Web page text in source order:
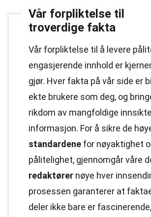
Vår forpliktelse til
troverdige fakta
Vår forpliktelse til å levere
engasjerende innhold er
gjør. Hver fakta på vår side er
ekte brukere som deg, og
rikdom av mangfoldige
informasjon. For å sikre de
standardene for nøyaktighet
pålitelighet, gjennomgår våre
redaktører nøye hver
prosessen garanterer at
deler ikke bare er